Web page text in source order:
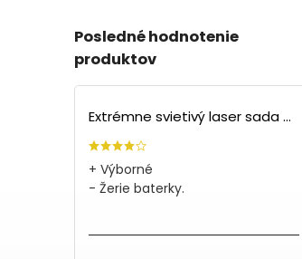
Posledné hodnotenie
produktov
Extrémne svietivý laser sada + 4 nástavce
+ Výborné
- Žerie baterky.